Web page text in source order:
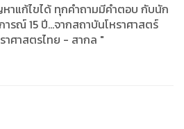
าแก้ไขได้ ทุกคำถามมีคำตอบ กับนัก
ณ์ 15 ปี...จากสถาบันโหราศาสตร์
าศาสตรไทย - สากล "